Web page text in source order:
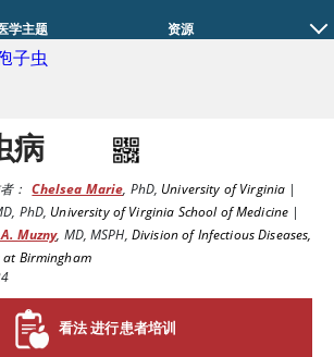
学主题 资源
子虫
病
： Chelsea Marie, PhD, University of Virginia |
PhD, University of Virginia School of Medicine |
Muzny, MD, MSPH, Division of Infectious Diseases,
Birmingham
看法 进行患者培训